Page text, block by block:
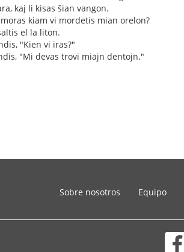
kaj li kisas ŝian vangon.
kiam vi mordetis mian orelon?
el la liton.
"Kien vi iras?"
"Mi devas trovi miajn dentojn."
Sobre nosotros Equipo